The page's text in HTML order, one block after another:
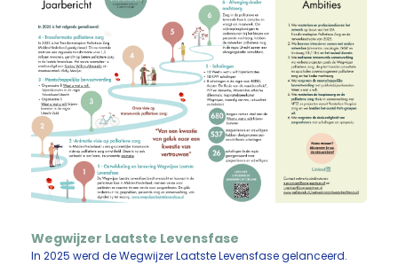
Wegwijzer Laatste Levensfase
In 2025 werd de Wegwijzer Laatste Levensfase gelanceerd.